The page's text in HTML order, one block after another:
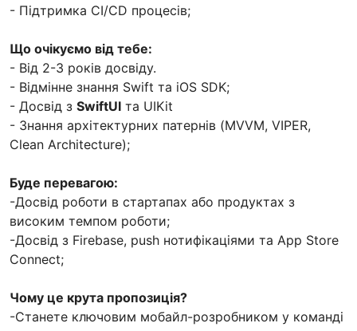
- Підтримка CI/CD процесів;
Що очікуємо від тебе:
- Від 2-3 років досвіду.
- Відмінне знання Swift та iOS SDK;
- Досвід з SwiftUI та UIKit
- Знання архітектурних патернів (MVVM, VIPER,
Clean Architecture);
Буде перевагою:
-Досвід роботи в стартапах або продуктах з
високим темпом роботи;
-Досвід з Firebase, push нотифікаціями та App Store
Connect;
Чому це крута пропозиція?
-Станете ключовим мобайл-розробником у команді